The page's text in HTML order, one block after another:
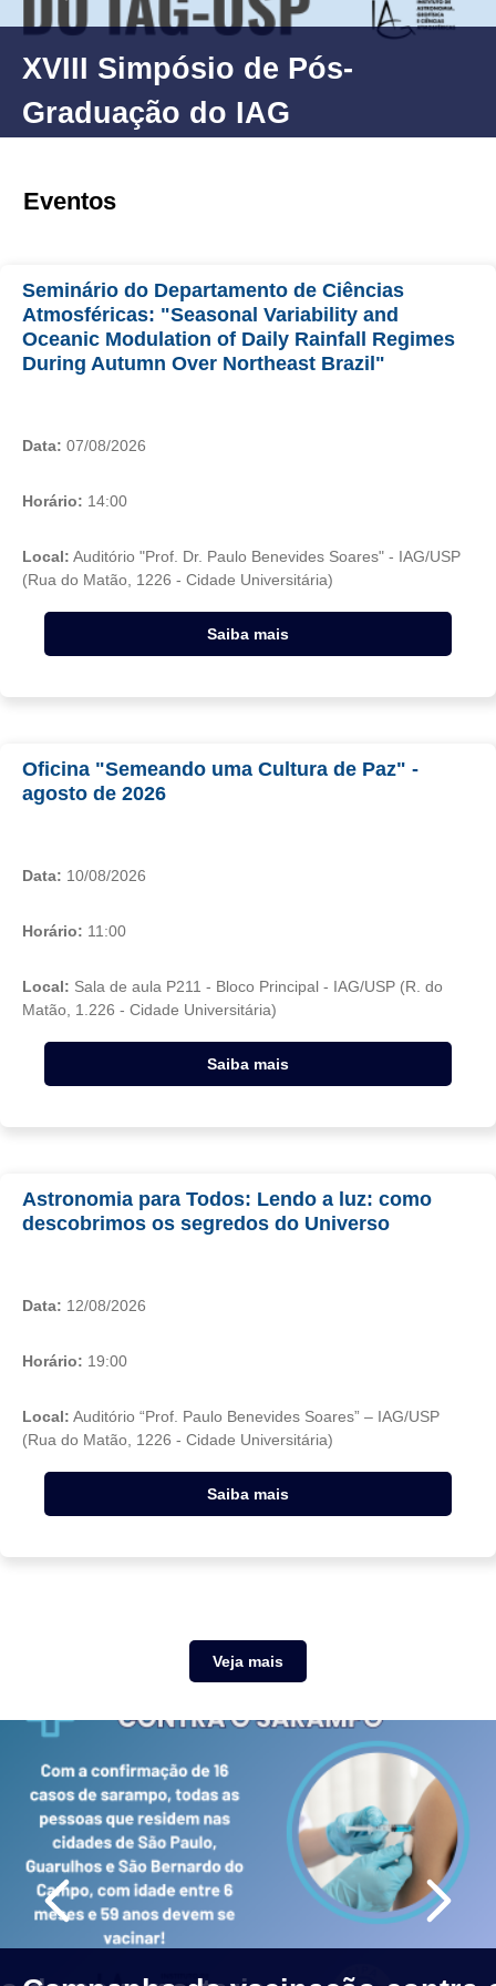
XVIII Simpósio de Pós-
Graduação do IAG
Eventos
Seminário do Departamento de Ciências
Atmosféricas: "Seasonal Variability and
Oceanic Modulation of Daily Rainfall Regimes
During Autumn Over Northeast Brazil"
Data: 07/08/2026
Horário: 14:00
Local: Auditório "Prof. Dr. Paulo Benevides Soares" - IAG/USP
(Rua do Matão, 1226 - Cidade Universitária)
Saiba mais
Oficina "Semeando uma Cultura de Paz" -
agosto de 2026
Data: 10/08/2026
Horário: 11:00
Local: Sala de aula P211 - Bloco Principal - IAG/USP (R. do
Matão, 1.226 - Cidade Universitária)
Saiba mais
Astronomia para Todos: Lendo a luz: como
descobrimos os segredos do Universo
Data: 12/08/2026
Horário: 19:00
Local: Auditório “Prof. Paulo Benevides Soares” – IAG/USP
(Rua do Matão, 1226 - Cidade Universitária)
Saiba mais
Veja mais